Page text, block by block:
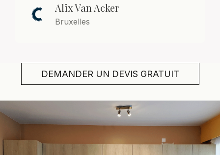
Alix Van Acker
Bruxelles
DEMANDER UN DEVIS GRATUIT